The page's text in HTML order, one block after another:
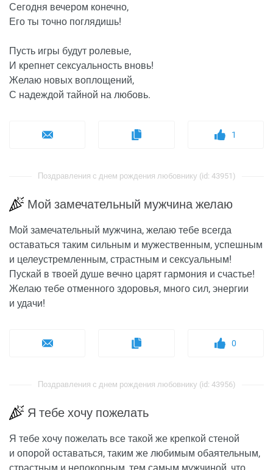
Сегодня вечером конечно,
Его ты точно поглядишь!
Пусть игры будут ролевые,
И крепнет сексуальность вновь!
Желаю новых воплощений,
С надеждой тайной на любовь.
1
Поздравления с днем рождения любовнику (id: 43951)
Мой замечательный мужчина желаю
Мой замечательный мужчина, желаю тебе всегда
оставаться таким сильным и мужественным, успешным
и целеустремленным, страстным и сексуальным!
Пускай в твоей душе вечно царят гармония и счастье!
Желаю тебе отменного здоровья, много сил, энергии
и удачи!
0
Поздравления с днем рождения любовнику (id: 43956)
Я тебе хочу пожелать
Я тебе хочу пожелать все такой же крепкой стеной
и опорой оставаться, таким же любимым обаятельным,